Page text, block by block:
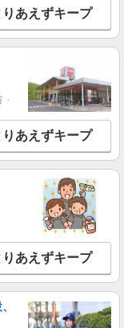
りあえずキープ
太田市・館林市・藤
りあえずキープ
りあえずキープ